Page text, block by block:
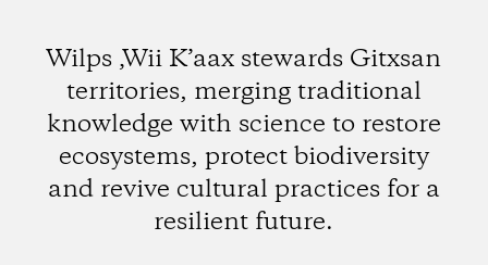
Wilps ‚Wii K’aax stewards Gitxsan
territories, merging traditional
knowledge with science to restore
ecosystems, protect biodiversity
and revive cultural practices for a
resilient future.